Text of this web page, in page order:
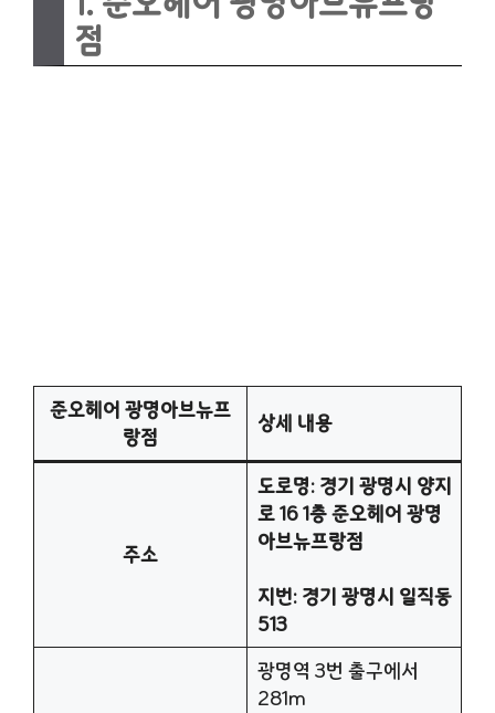
점
준오헤어 광명아브뉴프
랑점
상세 내용
주소
도로명: 경기 광명시 양지
로 16 1층 준오헤어 광명
아브뉴프랑점
지번: 경기 광명시 일직동
513
광명역 3번 출구에서
281m